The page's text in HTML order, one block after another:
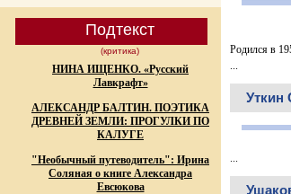
Подтекст
(критика)
НИНА ИЩЕНКО. «Русский
Лавкрафт»
АЛЕКСАНДР БАЛТИН. ПОЭТИКА
ДРЕВНЕЙ ЗЕМЛИ: ПРОГУЛКИ ПО
КАЛУГЕ
"Необычный путеводитель": Ирина
Соляная о книге Александра
Евсюкова
Родился в
...
Уткин
...